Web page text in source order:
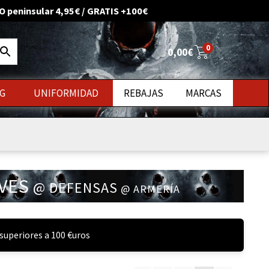
peninsular 4,95€ / GRATIS +100€
0,00€ 0
MARCAS
REBAJAS
UNIFORMIDAD
@ DEFENSAS @ ARMERÍA
a 100 €uros